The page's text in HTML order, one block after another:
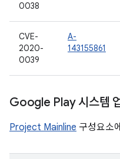
0038
CVE-
2020-
0039
A-
143155861
Google Play 시스템
Project Mainline 구성요소